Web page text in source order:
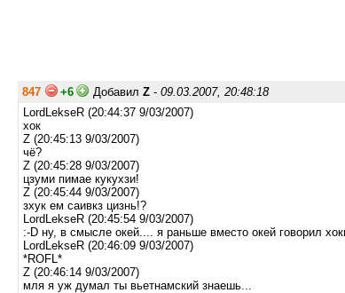
847 +6 Добавил Z - 09.03.2007, 20:48:18
LordLekseR (20:44:37 9/03/2007)
хок
Z (20:45:13 9/03/2007)
чё?
Z (20:45:28 9/03/2007)
цзуми пимае кукухзи!
Z (20:45:44 9/03/2007)
зхук ем саивкз цизнь!?
LordLekseR (20:45:54 9/03/2007)
:-D ну, в смысле окей.... я раньше вместо окей говорил
LordLekseR (20:46:09 9/03/2007)
*ROFL*
Z (20:46:14 9/03/2007)
мля я уж думал ты вьетнамский знаешь...